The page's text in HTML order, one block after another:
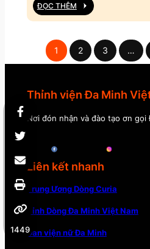
ĐỌC THÊM
1 2 3 …
Thỉnh viện Đa Minh
Nơi đón nhận và đào tạo ơn gọi
Liên kết nhanh
Trung Ương Dòng Curia
Tỉnh Dòng Đa Minh Việt Nam
Đan viện nữ Đa Minh
1449